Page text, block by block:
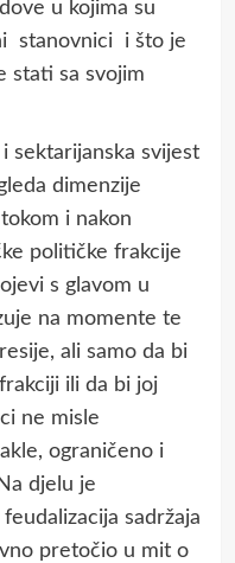
u kojima su
stanovnici i što je
stati sa svojim
sektarijanska svijest
dimenzije
i nakon
političke frakcije
s glavom u
na momente te
ali samo da bi
ili da bi joj
ne misle
ograničeno i
djelu je
sadržaja
pretočio u mit o